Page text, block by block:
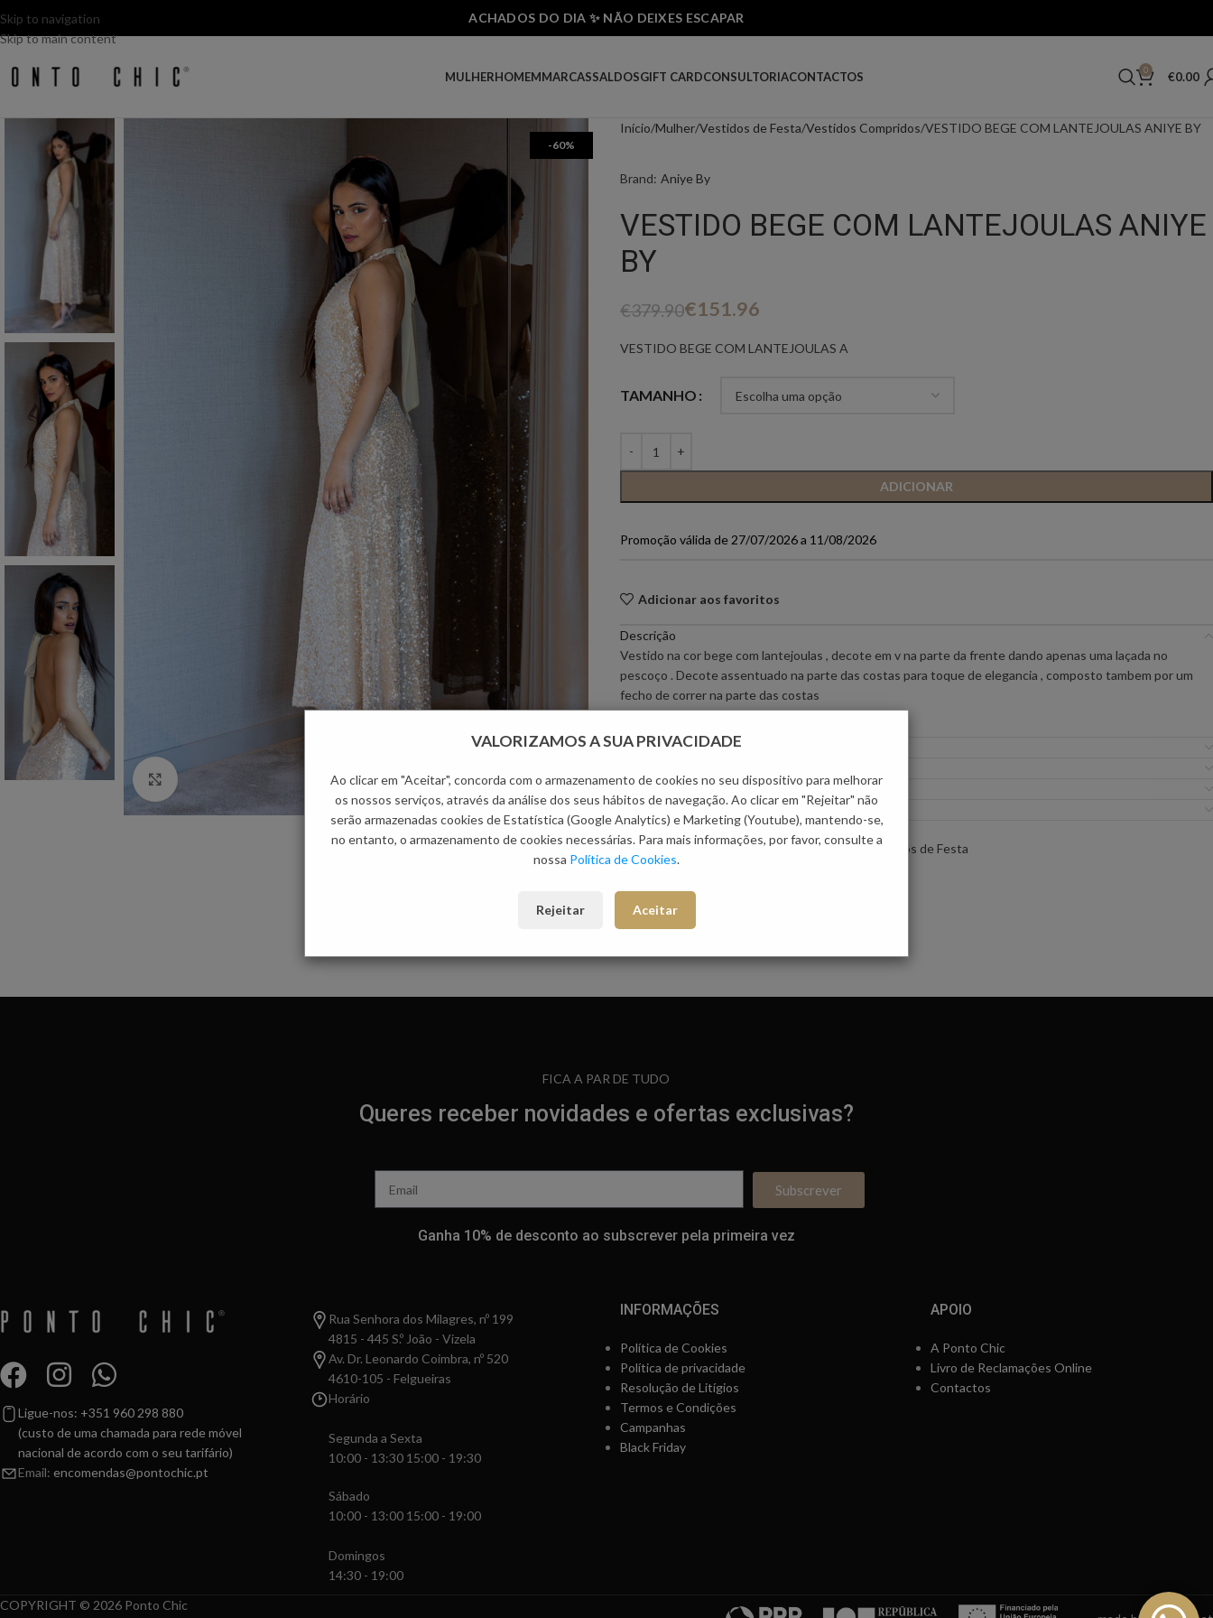
Skip to navigation
Skip to main content
ACHADOS DO DIA ✨ NÃO DEIXES ESCAPAR
MULHERHOMEMMARCAS
FERRACHE FLO&CLO FRACOMINA
SCOTCH & SODA SEMICOUTURE SILVINA CAMPOS SIMONA
SALDOSGIFT CARDCONSULTORIACONTACTOS 0 €0.00
-60%
Início Mulher Vestidos de Festa Vestidos Compridos VESTIDO BEGE COM LANTEJOULAS ANIYE BY
Brand: Aniye By
VESTIDO BEGE COM LANTEJOULAS ANIYE
BY
€379.90€151.96
VESTIDO BEGE COM LANTEJOULAS A
TAMANHO
ADICIONAR
Promoção válida de 27/07/2026 a 11/08/2026
Adicionar aos favoritos
Descrição
Vestido na cor bege com lantejoulas , decote em v na parte da frente dando apenas uma laçada no
pescoço . Decote assentuado na parte das costas para toque de elegancia , composto tambem por um
fecho de correr na parte das costas
Informação adicional
Métodos de Pagamento
Trocas e Devoluções
Categorias: Mulher , Vestidos Compridos, Vestidos de Festa
Etiqueta:
FICA A PAR DE TUDO
Queres receber novidades e ofertas exclusivas?
Subscrever
Ganha 10% de desconto ao subscrever pela primeira vez
Ligue-nos: +351 960 298 880
(custo de uma chamada para rede móvel
nacional de acordo com o seu tarifário)
Email: encomendas@pontochic.pt
Rua Senhora dos Milagres, nº 199
4815 - 445 S.º João - Vizela
Av. Dr. Leonardo Coimbra, nº 520
4610-105 - Felgueiras
Horário
Segunda a Sexta
10:00 - 13:30 15:00 - 19:30
Sábado
10:00 - 13:00 15:00 - 19:00
Domingos
14:30 - 19:00
INFORMAÇÕES
Política de Cookies
Política de privacidade
Resolução de Litígios
Termos e Condições
Campanhas
Black Friday
APOIO
A Ponto Chic
Livro de Reclamações Online
Contactos
COPYRIGHT © 2026 Ponto Chic
VALORIZAMOS A SUA PRIVACIDADE
Ao clicar em "Aceitar", concorda com o armazenamento de cookies no seu dispositivo para melhorar
os nossos serviços, através da análise dos seus hábitos de navegação. Ao clicar em "Rejeitar" não
serão armazenadas cookies de Estatística (Google Analytics) e Marketing (Youtube), mantendo-se,
no entanto, o armazenamento de cookies necessárias. Para mais informações, por favor, consulte a
nossa Política de Cookies.
Rejeitar Aceitar